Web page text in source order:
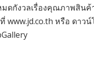
ดกังวลเรื่องคุณภาพสิน
หรือ ดาวน์